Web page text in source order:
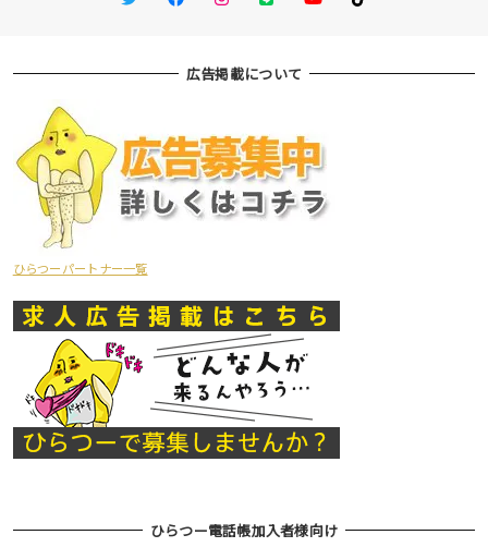
広告掲載について
ひらつーパートナー一覧
ひらつー電話帳加入者様向け